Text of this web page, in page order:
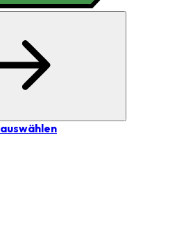
auswählen